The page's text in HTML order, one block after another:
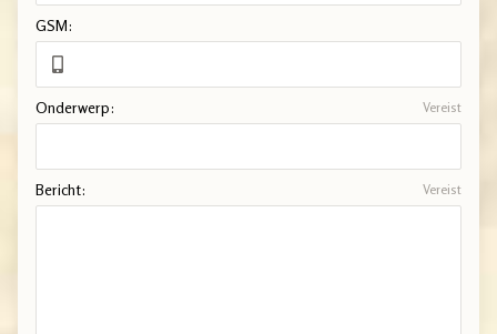
GSM:
Onderwerp: Vereist
Bericht: Vereist